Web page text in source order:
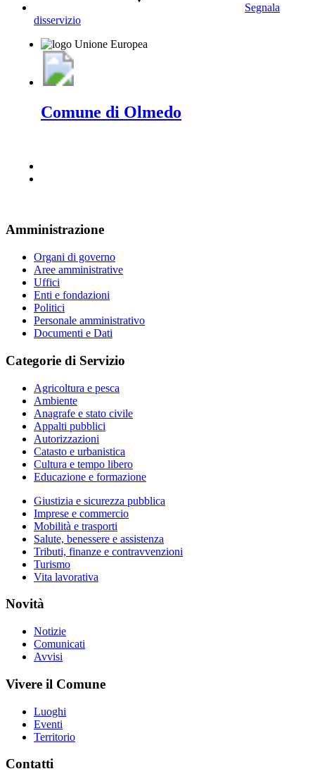
Segnala
disservizio
Comune di Olmedo
Amministrazione
Organi di governo
Aree amministrative
Uffici
Enti e fondazioni
Politici
Personale amministrativo
Documenti e Dati
Categorie di Servizio
Agricoltura e pesca
Ambiente
Anagrafe e stato civile
Appalti pubblici
Autorizzazioni
Catasto e urbanistica
Cultura e tempo libero
Educazione e formazione
Giustizia e sicurezza pubblica
Imprese e commercio
Mobilità e trasporti
Salute, benessere e assistenza
Tributi, finanze e contravvenzioni
Turismo
Vita lavorativa
Novità
Notizie
Comunicati
Avvisi
Vivere il Comune
Luoghi
Eventi
Territorio
Contatti